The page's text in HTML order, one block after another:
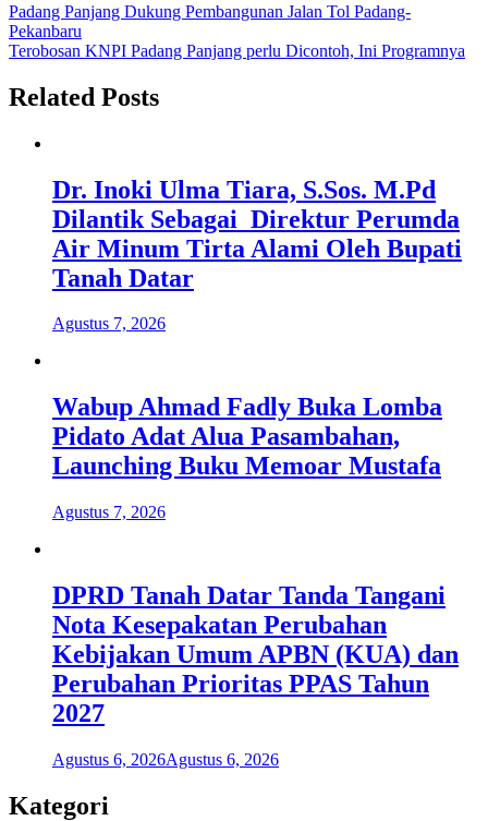
Navigasi
pos
Padang Panjang Dukung Pembangunan Jalan Tol Padang-
Pekanbaru
Terobosan KNPI Padang Panjang perlu Dicontoh, Ini Programnya
Related Posts
Dr. Inoki Ulma Tiara, S.Sos. M.Pd
Dilantik Sebagai Direktur Perumda
Air Minum Tirta Alami Oleh Bupati
Tanah Datar
Agustus 7, 2026
Wabup Ahmad Fadly Buka Lomba
Pidato Adat Alua Pasambahan,
Launching Buku Memoar Mustafa
Agustus 7, 2026
DPRD Tanah Datar Tanda Tangani
Nota Kesepakatan Perubahan
Kebijakan Umum APBN (KUA) dan
Perubahan Prioritas PPAS Tahun
2027
Agustus 6, 2026Agustus 6, 2026
Kategori